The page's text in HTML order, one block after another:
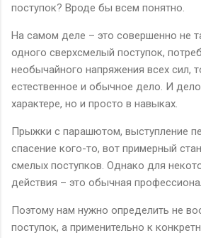
поступок? Вроде бы всем понятно.
На самом деле – это совершенно не
одного сверхсмелый поступок,
необычайного напряжения всех сил,
естественное и обычное дело. И
характере, но и просто в навыках.
Прыжки с парашютом, выступление
спасение кого-то, вот примерный
смелых поступков. Однако для
действия – это обычная
Поэтому нам нужно определить не
поступок, а применительно к